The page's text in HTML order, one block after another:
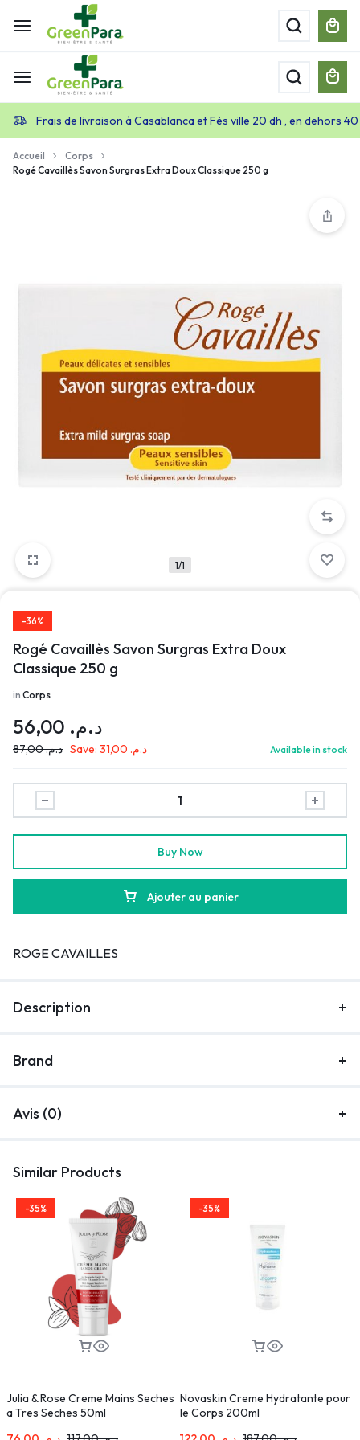
Frais de livraison à Casablanca et Fès ville 20 dh , en dehors
Accueil
Corps
Rogé Cavaillès Savon Surgras Extra Doux Classique 250 g
1/1
-36%
Rogé Cavaillès Savon Surgras Extra Doux
Classique 250 g
in Corps
د.م.
د.م.87,00 Save: د.م. Available in stock
Ajouter au panier
Buy Now
ROGE CAVAILLES
Description
Brand
Avis (0)
Similar Products
-35%
Julia & Rose Creme Mains Seches
a Tres Seches 50ml
-35%
Novaskin Creme Hydratante pour
le Corps 200ml